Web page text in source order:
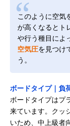
このように空気
が高くなるとト
や行う種目によ
空気圧を見つけ
う。
ボードタイプ｜負
ボードタイプはプ
来ています。クッ
いため、中上級者